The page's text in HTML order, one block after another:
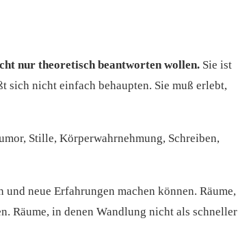
nur theoretisch beantworten wollen. Sie ist
sich nicht einfach behaupten. Sie muß erlebt,
Stille, Körperwahrnehmung, Schreiben,
neue Erfahrungen machen können. Räume,
Räume, in denen Wandlung nicht als schneller